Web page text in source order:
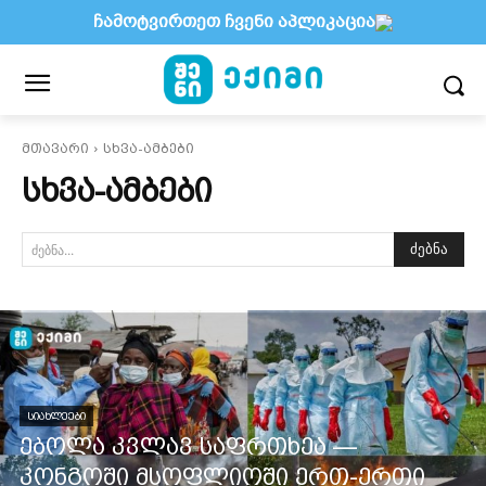
მთავარი სხვა-ამბები
ᲡᲮᲕᲐ-ᲐᲛᲑᲔᲑᲘ
ძებნა... ძებნა
ᲡᲘᲐᲮᲚᲔᲔᲑᲘ
ებოლა კვლავ საფრთხეა —
კონგოში მსოფლიოში ერთ-ერთი
ჩამოტვირთეთ ჩვენი აპლიკაცია